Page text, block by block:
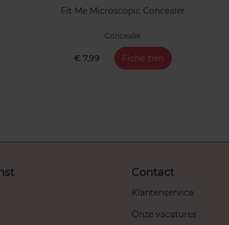
Fit Me Microscopic Concealer
Concealer
€ 7,99 Fiche zien
Contact
Klantenservice
Onze vacatures